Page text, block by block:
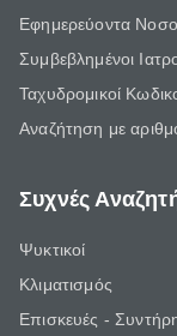
Εφημερεύοντα
Συμβεβλημένοι
Ταχυδρομικοί
Αναζήτηση με
Συχνές
Ψυκτικοί
Κλιματισμός
Επισκευές -